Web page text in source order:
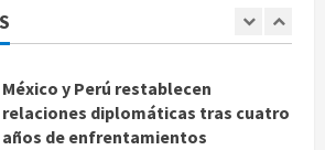
México y Perú restablecen
relaciones diplomáticas tras cuatro
años de enfrentamientos